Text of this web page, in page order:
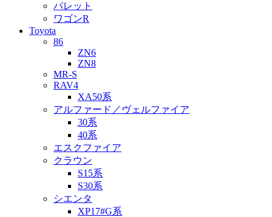
パレット
ワゴンR
Toyota
86
ZN6
ZN8
MR-S
RAV4
XA50系
アルファード／ヴェルファイア
30系
40系
エスクファイア
クラウン
S15系
S30系
シエンタ
XP17#G系